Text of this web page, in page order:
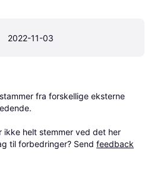
2022-11-03
fra forskellige eksterne
helt stemmer ved det her
til forbedringer? Send feedback